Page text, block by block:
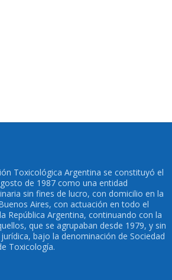
Toxicológica Argentina se constituyó el
de 1987 como una entidad
sin fines de lucro, con domicilio en la
Aires, con actuación en todo el
República Argentina, continuando con la
que se agrupaban desde 1979, y sin
bajo la denominación de Sociedad
Toxicología.